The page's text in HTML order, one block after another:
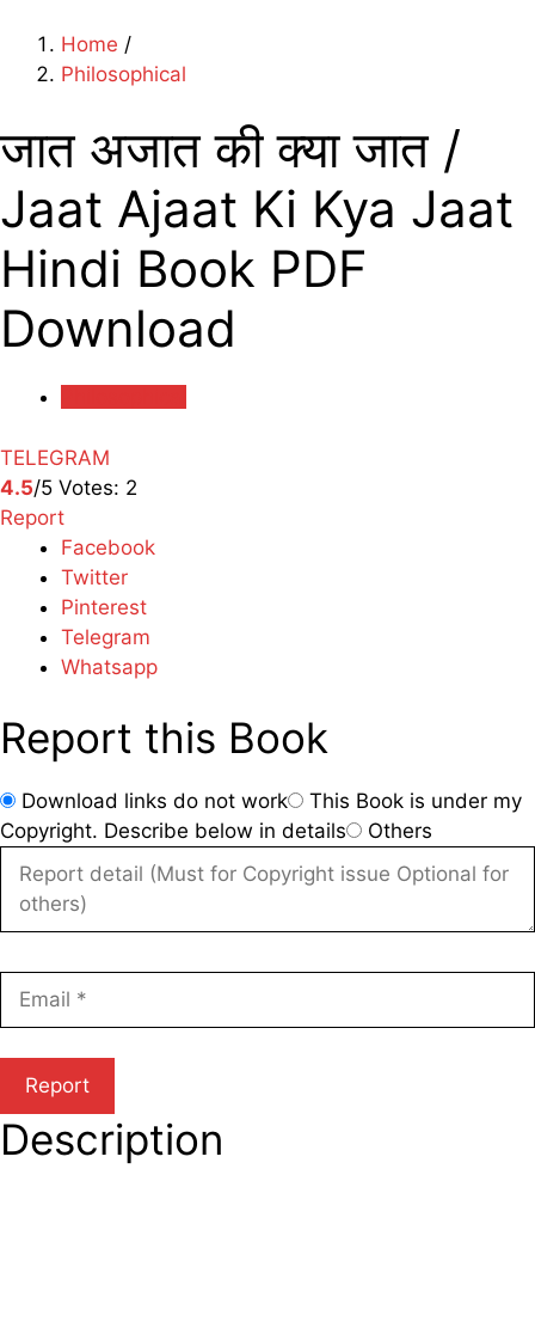
Home /
Philosophical
जात अजात की क्या जात /
Jaat Ajaat Ki Kya Jaat
Hindi Book PDF
Download
TELEGRAM
4.5/5 Votes: 2
Report
Facebook
Twitter
Pinterest
Telegram
Whatsapp
Report this Book
Download links do not work
This Book is under my
Copyright. Describe below in details
Others
Description